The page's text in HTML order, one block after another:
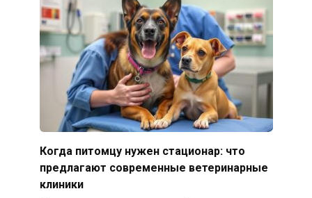
Когда питомцу нужен стационар: что
предлагают современные ветеринарные
клиники